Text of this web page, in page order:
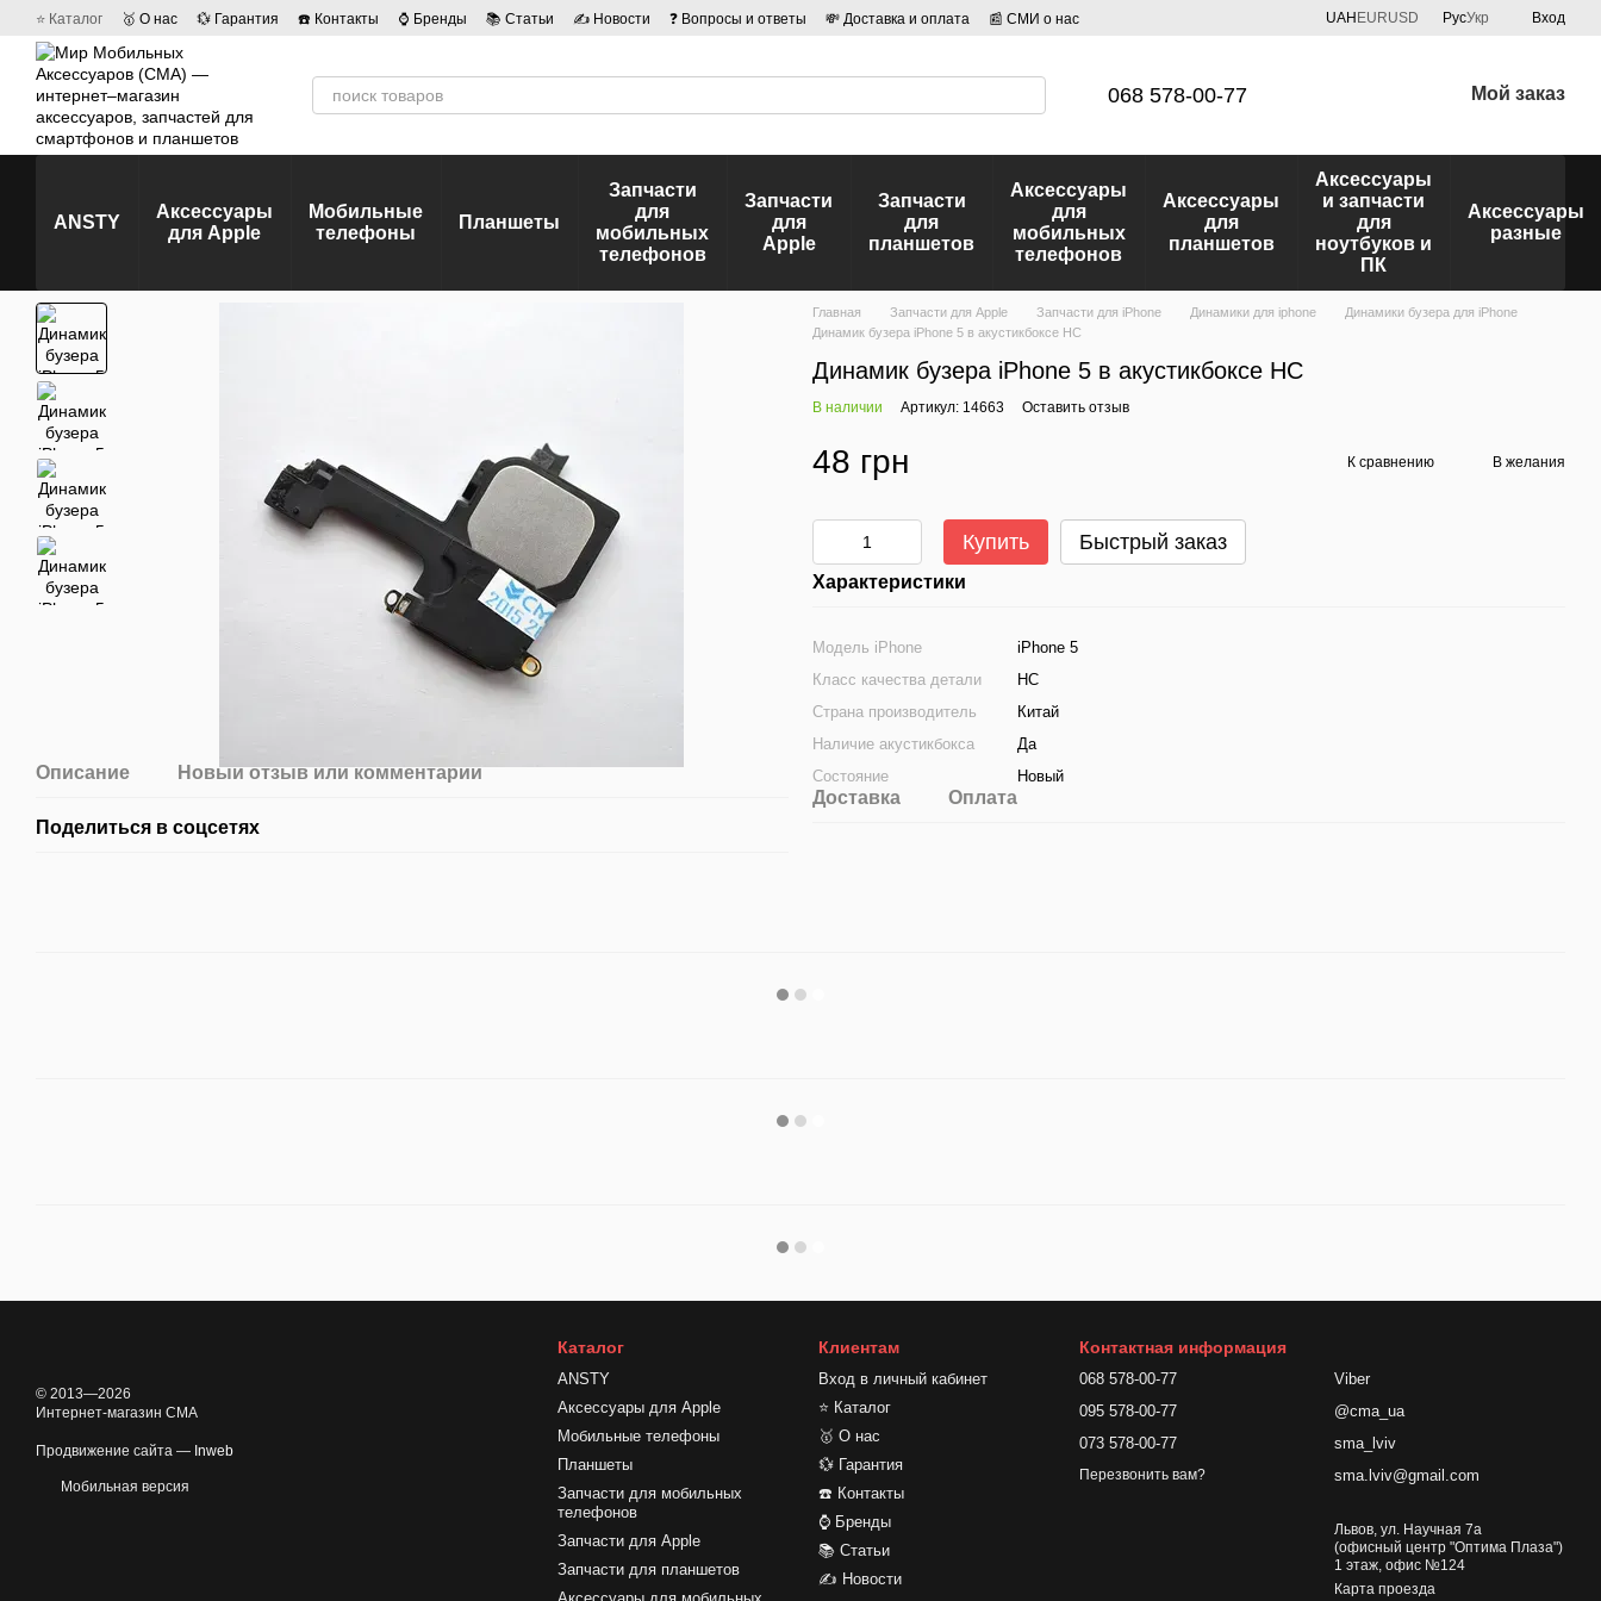
Перейти к основному контенту
⭐ Каталог 🥇 О нас 💱 Гарантия ☎️ Контакты ⌚ Бренды 📚 Статьи ✍ Новости ❓ Вопросы и ответы 💸 Доставка и оплата
📰 СМИ о нас
UAH EURUSD РусУкр Вход
068 578-00-77 Мой заказ
ANSTY
Аксессуары
для Apple
Мобильные
телефоны
Планшеты
Запчасти
для
мобильных
телефонов
Запчасти
для
Apple
Запчасти
для
планшетов
Аксессуары
для
мобильных
телефонов
Аксессуары
для
планшетов
Аксессуары
и запчасти
для
ноутбуков и
ПК
Аксессуары
разные
Описание Новый отзыв или комментарий
Поделиться в соцсетях
Главная Запчасти для Apple Запчасти для iPhone Динамики для iphone
Динамики бузера для iPhone
Динамик бузера iPhone 5 в акустикбоксе HC
Динамик бузера iPhone 5 в акустикбоксе HC
В наличии Артикул: 14663 Оставить отзыв
48 грн К сравнению В желания
Купить Быстрый заказ
Характеристики
Модель iPhone
iPhone 5
Класс качества детали
HC
Страна производитель
Китай
Наличие акустикбокса
Да
Состояние
Новый
Доставка Оплата
© 2013—2026
Интернет-магазин CMA
Продвижение сайта — Inweb
Мобильная версия
Каталог
ANSTY
Аксессуары для Apple
Мобильные телефоны
Планшеты
Запчасти для мобильных
телефонов
Запчасти для Apple
Запчасти для планшетов
Клиентам
Вход в личный кабинет
⭐ Каталог
🥇 О нас
💱 Гарантия
☎️ Контакты
⌚ Бренды
📚 Статьи
✍ Новости
Контактная информация
068 578-00-77
095 578-00-77
073 578-00-77
Перезвонить вам?
Viber
@cma_ua
sma_lviv
sma.lviv@gmail.com
Львов, ул. Научная 7а
(офисный центр "Оптима Плаза")
1 этаж, офис №124
Карта проезда